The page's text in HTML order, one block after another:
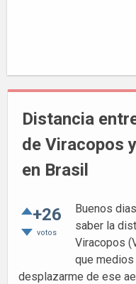
Distancia
de Viracopos
en Brasil
+26
votos
Buenos
saber la
Viracopos
que
desplazarme de ese